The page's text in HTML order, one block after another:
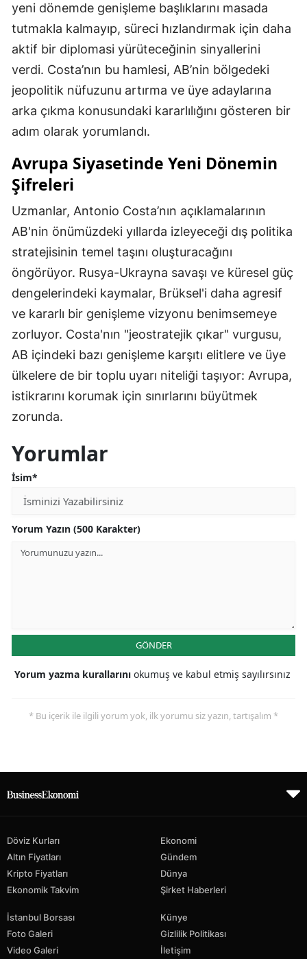
yeni dönemde genişleme başlıklarını masada
tutmakla kalmayıp, süreci hızlandırmak için daha
aktif bir diplomasi yürüteceğinin sinyallerini
verdi. Costa’nın bu hamlesi, AB’nin bölgedeki
jeopolitik nüfuzunu artırma ve üye adaylarına
arka çıkma konusundaki kararlılığını gösteren bir
adım olarak yorumlandı.
Avrupa Siyasetinde Yeni Dönemin
Şifreleri
Uzmanlar, Antonio Costa’nın açıklamalarının
AB'nin önümüzdeki yıllarda izleyeceği dış politika
stratejisinin temel taşını oluşturacağını
öngörüyor. Rusya-Ukrayna savaşı ve küresel güç
dengelerindeki kaymalar, Brüksel'i daha agresif
ve kararlı bir genişleme vizyonu benimsemeye
zorluyor. Costa'nın "jeostratejik çıkar" vurgusu,
AB içindeki bazı genişleme karşıtı elitlere ve üye
ülkelere de bir toplu uyarı niteliği taşıyor: Avrupa,
istikrarını korumak için sınırlarını büyütmek
zorunda.
Yorumlar
İsim*
Yorum Yazın (500 Karakter)
GÖNDER
Yorum yazma kurallarını okumuş ve kabul etmiş sayılırsınız
* Bu içerik ile ilgili yorum yok, ilk yorumu siz yazın, tartışalım *
Döviz Kurları
Altın Fiyatları
Kripto Fiyatları
Ekonomik Takvim
Ekonomi
Gündem
Dünya
Şirket Haberleri
İstanbul Borsası
Foto Galeri
Video Galeri
Künye
Gizlilik Politikası
İletişim